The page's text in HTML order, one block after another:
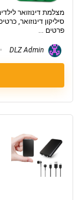
פרטים ...